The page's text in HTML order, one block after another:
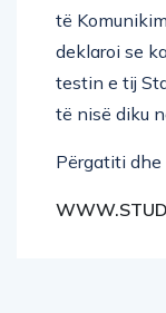
të
deklaroi se
testin e tij
të nisë diku
Përgatiti